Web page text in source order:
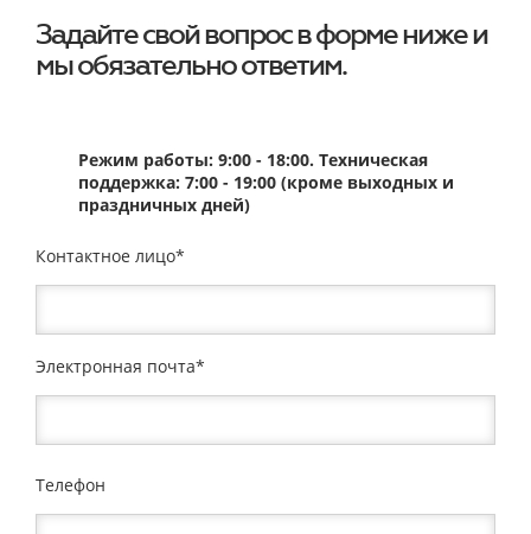
Задайте свой вопрос в форме ниже и
мы обязательно ответим.
Режим работы: 9:00 - 18:00. Техническая
поддержка: 7:00 - 19:00 (кроме выходных и
праздничных дней)
Контактное лицо
Электронная почта
Телефон